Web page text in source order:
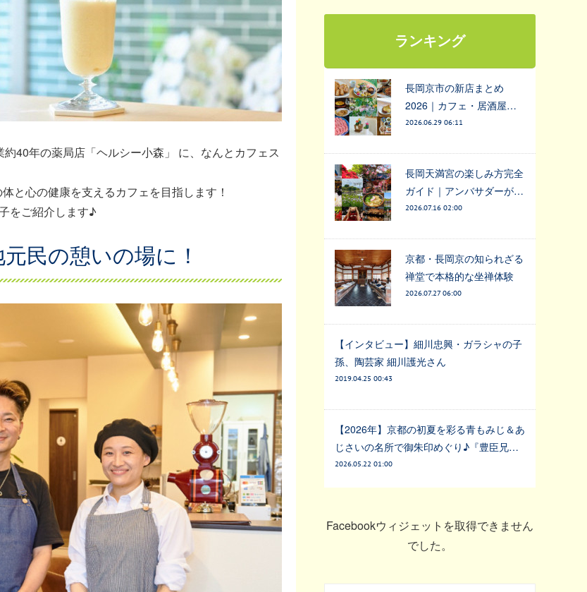
40年の薬局店「ヘルシー小森」 に、なんとカフェス
と心の健康を支えるカフェを目指します！
をご紹介します♪
民の憩いの場に！
ランキング
長岡京市の新店まとめ
2026｜カフェ・居酒屋…
2026.06.29 06:11
長岡天満宮の楽しみ方完全
ガイド｜アンバサダーが…
2026.07.16 02:00
京都・長岡京の知られざる
禅堂で本格的な坐禅体験
2026.07.27 06:00
【インタビュー】細川忠興・ガラシャの子
孫、陶芸家 細川護光さん
2019.04.25 00:43
【2026年】京都の初夏を彩る青もみじ＆あ
じさいの名所で御朱印めぐり♪『豊臣兄…
2026.05.22 01:00
Facebookウィジェットを取得できません
でした。